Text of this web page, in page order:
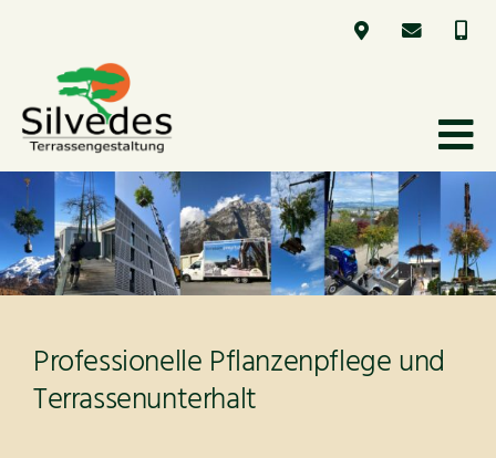
content
Terrassengestaltung
Projekte
Professionelle Pflanzenpflege und
Terrassenunterhalt